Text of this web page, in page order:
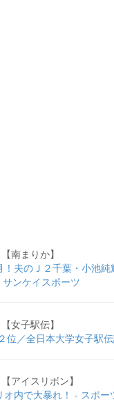
南まりか】
夫のＪ２千葉・小池
ンケイスポーツ
女子駅伝】
位／全日本大学女子駅
アイスリボン】
内で大暴れ！ - スポー